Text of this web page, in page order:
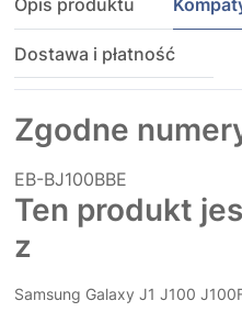
Opis produktu
Dostawa i płatność
Zgodne
EB-BJ100BBE
Ten produkt
z
Samsung Galaxy J1 J100